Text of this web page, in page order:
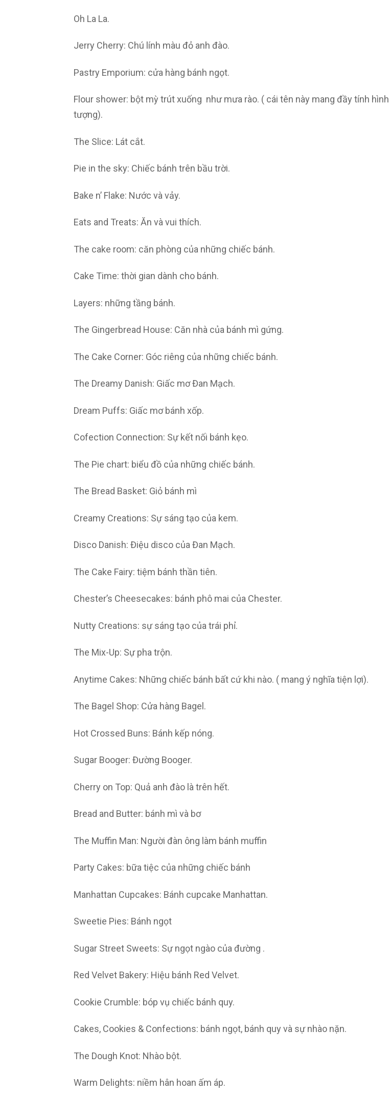
Oh La La.
Jerry Cherry: Chú lính màu đỏ anh đào.
Pastry Emporium: cửa hàng bánh ngọt.
Flour shower: bột mỳ trút xuống như mưa rào. ( cái tên này mang đầy tính hình
tượng).
The Slice: Lát cắt.
Pie in the sky: Chiếc bánh trên bầu trời.
Bake n’ Flake: Nước và vảy.
Eats and Treats: Ăn và vui thích.
The cake room: căn phòng của những chiếc bánh.
Cake Time: thời gian dành cho bánh.
Layers: những tầng bánh.
The Gingerbread House: Căn nhà của bánh mì gứng.
The Cake Corner: Góc riêng của những chiếc bánh.
The Dreamy Danish: Giấc mơ Đan Mạch.
Dream Puffs: Giấc mơ bánh xốp.
Cofection Connection: Sự kết nối bánh kẹo.
The Pie chart: biểu đồ của những chiếc bánh.
The Bread Basket: Giỏ bánh mì
Creamy Creations: Sự sáng tạo của kem.
Disco Danish: Điệu disco của Đan Mạch.
The Cake Fairy: tiệm bánh thần tiên.
Chester’s Cheesecakes: bánh phô mai của Chester.
Nutty Creations: sự sáng tạo của trái phỉ.
The Mix-Up: Sự pha trộn.
Anytime Cakes: Những chiếc bánh bất cứ khi nào. ( mang ý nghĩa tiện lợi).
The Bagel Shop: Cửa hàng Bagel.
Hot Crossed Buns: Bánh kếp nóng.
Sugar Booger: Đường Booger.
Cherry on Top: Quả anh đào là trên hết.
Bread and Butter: bánh mì và bơ
The Muffin Man: Người đàn ông làm bánh muffin
Party Cakes: bữa tiệc của những chiếc bánh
Manhattan Cupcakes: Bánh cupcake Manhattan.
Sweetie Pies: Bánh ngọt
Sugar Street Sweets: Sự ngọt ngào của đường .
Red Velvet Bakery: Hiệu bánh Red Velvet.
Cookie Crumble: bóp vụ chiếc bánh quy.
Cakes, Cookies & Confections: bánh ngọt, bánh quy và sự nhào nặn.
The Dough Knot: Nhào bột.
Warm Delights: niềm hân hoan ấm áp.